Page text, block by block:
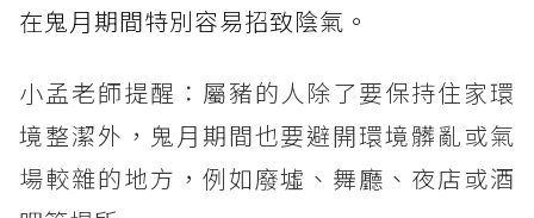
在鬼月期間特別容易招致陰氣。
小孟老師提醒：屬豬的人除了要保持住家環
境整潔外，鬼月期間也要避開環境髒亂或氣
場較雜的地方，例如廢墟、舞廳、夜店或酒